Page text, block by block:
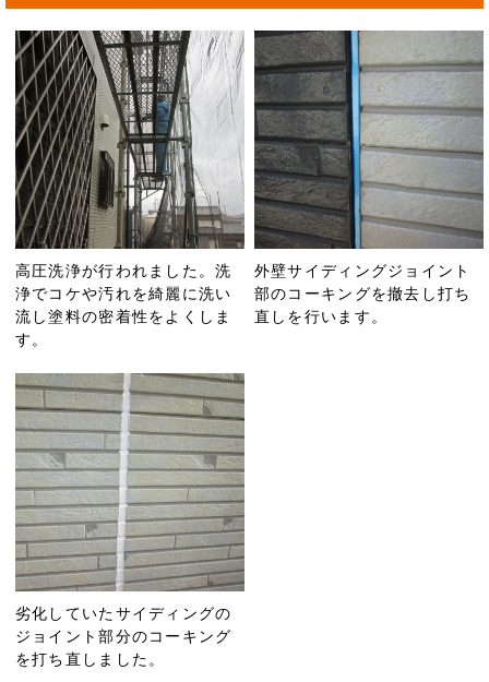
高圧洗浄が行われました。洗
浄でコケや汚れを綺麗に洗い
流し塗料の密着性をよくしま
す。
外壁サイディングジョイント
部のコーキングを撤去し打ち
直しを行います。
劣化していたサイディングの
ジョイント部分のコーキング
を打ち直しました。